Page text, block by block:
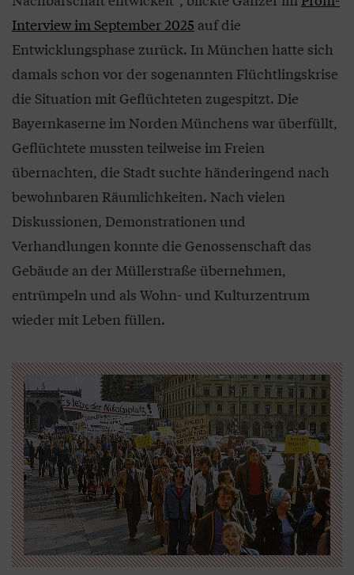
Interview im September 2025 auf die
Entwicklungsphase zurück. In München hatte sich
damals schon vor der sogenannten Flüchtlingskrise
die Situation mit Geflüchteten zugespitzt. Die
Bayernkaserne im Norden Münchens war überfüllt,
Geflüchtete mussten teilweise im Freien
übernachten, die Stadt suchte händeringend nach
bewohnbaren Räumlichkeiten. Nach vielen
Diskussionen, Demonstrationen und
Verhandlungen konnte die Genossenschaft das
Gebäude an der Müllerstraße übernehmen,
entrümpeln und als Wohn- und Kulturzentrum
wieder mit Leben füllen.